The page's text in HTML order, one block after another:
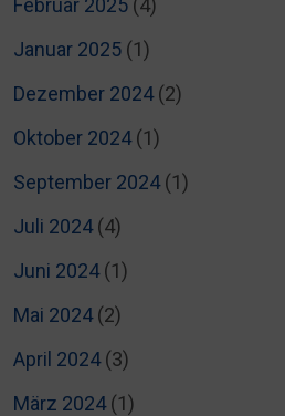
Februar 2025 (4)
Januar 2025 (1)
Dezember 2024(2)
Oktober 2024(1)
September 2024(1)
Juli 2024(4)
Juni 2024(1)
Mai 2024(2)
April 2024(3)
März 2024(1)